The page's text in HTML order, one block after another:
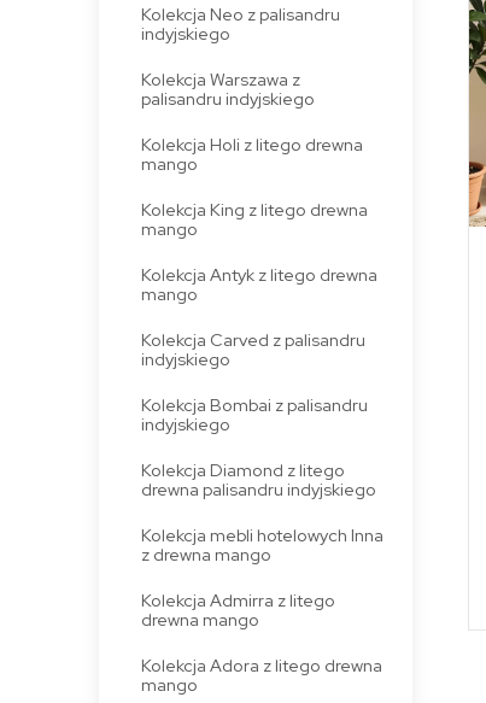
Kolekcja Neo z palisandru
indyjskiego
Kolekcja Warszawa z
palisandru indyjskiego
Kolekcja Holi z litego drewna
mango
Kolekcja King z litego drewna
mango
Kolekcja Antyk z litego drewna
mango
Kolekcja Carved z palisandru
indyjskiego
Kolekcja Bombai z palisandru
indyjskiego
Kolekcja Diamond z litego
drewna palisandru indyjskiego
Kolekcja mebli hotelowych Inna
z drewna mango
Kolekcja Admirra z litego
drewna mango
Kolekcja Adora z litego drewna
mango